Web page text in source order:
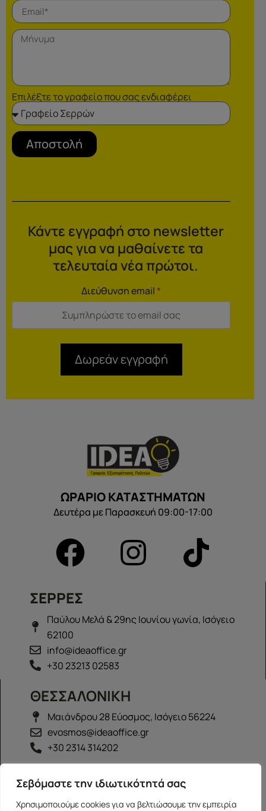
Σεβόμαστε την ιδιωτικότητά σας
Χρησιμοποιούμε cookies για να βελτιώσουμε την εμπειρία
Επιλέξτε το γραφείο που σας ενδιαφέρει
Αποστολή
Κάντε εγγραφή στο newsletter
μας για να μαθαίνετε τα
τελευταία νέα πρώτοι.
Διεύθυνση email*
Δωρεάν εγγραφή
ΩΡΑΡΙΟ ΚΑΤΑΣΤΗΜΑΤΩΝ
Δευτέρα με Παρασκευή 09:00-17:00
ΣΕΡΡΕΣ
Παύλου Μελά & 29ης Ιουνίου γωνία, Ισόγειο
62100
info@ideaoffice.gr
+30 23213 02583
ΘΕΣΣΑΛΟΝΙΚΗ
Μαιάνδρου 28 Εύοσμος, Ισόγειο 56224
evosmos@ideaoffice.gr
+30 2314 314202
ΙΩΑΝΝΙΝΑ
Γεώργιου Καραϊσκάκη 38, Ισόγειο 45444